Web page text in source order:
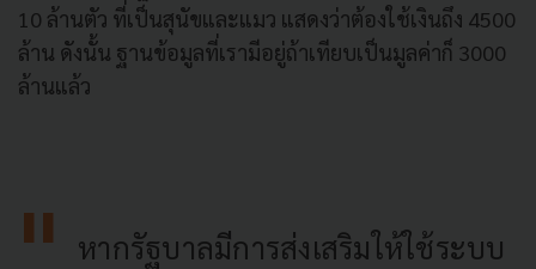
10 ล้านตัว ที่เป็นสุนัขและแมว แสดงว่าต้องใช้เงินถึง 4500
ล้าน ดังนั้น ฐานข้อมูลที่เรามีอยู่ถ้าเทียบเป็นมูลค่าก็ 3000
ล้านแล้ว
หากรัฐบาลมีการส่งเสริมให้ใช้ระบบ